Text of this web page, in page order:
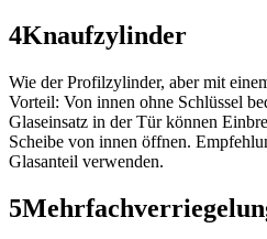
4Knaufzylinder
Wie der Profilzylinder, aber mit
Vorteil: Von innen ohne Schlüssel
Glaseinsatz in der Tür können
Scheibe von innen öffnen.
Glasanteil verwenden.
5